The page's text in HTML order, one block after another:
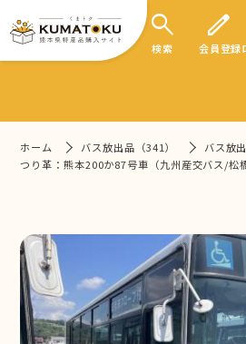
search
検索
edit
会員登録
ホーム バス放出品（341）
バス放
つり革：熊本200か87号車（九州産交バス/松